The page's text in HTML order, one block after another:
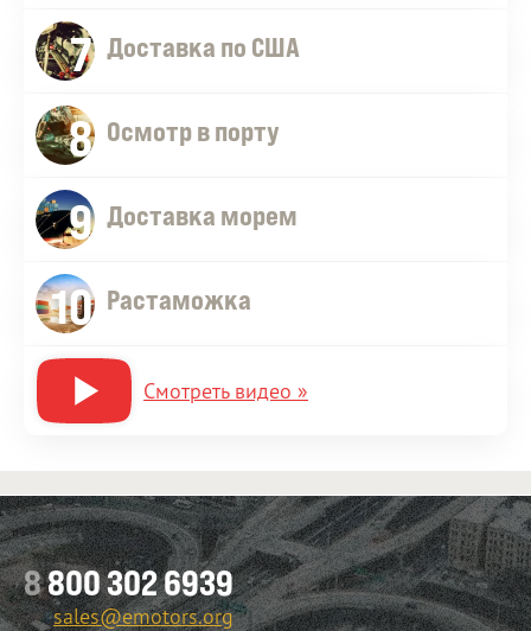
7 Доставка по США
8 Осмотр в порту
9 Доставка морем
10 Растаможка
Смотреть видео »
8800 302 6939
sales@emotors.org